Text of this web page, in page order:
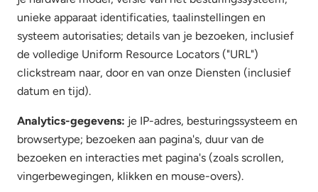
unieke apparaat identificaties, taalinstellingen en
systeem autorisaties; details van je bezoeken, inclusief
de volledige Uniform Resource Locators ("URL")
clickstream naar, door en van onze Diensten (inclusief
datum en tijd).
Analytics-gegevens: je IP-adres, besturingssysteem en
browsertype; bezoeken aan pagina's, duur van de
bezoeken en interacties met pagina's (zoals scrollen,
vingerbewegingen, klikken en mouse-overs).